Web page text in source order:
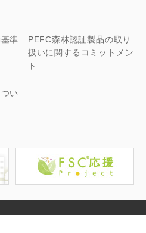
準
い
PEFC森林認証製品の取り
扱いに関するコミットメン
ト